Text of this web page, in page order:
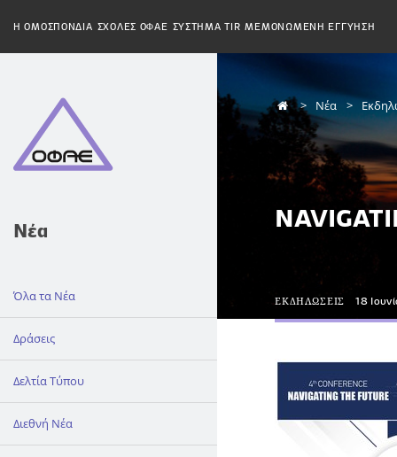
H ΟΜΟΣΠΟΝΔΙΑ ΣΧΟΛΕΣ ΟΦΑΕ ΣΥΣΤΗΜΑ TIR ΜΕΜΟΝΩΜΕΝΗ ΕΓΓΥΗΣΗ
Νέα
Όλα τα Νέα
Δράσεις
Δελτία Τύπου
Διεθνή Νέα
Νέα
ΕΚΔΗΛΩΣΕΙΣ 18